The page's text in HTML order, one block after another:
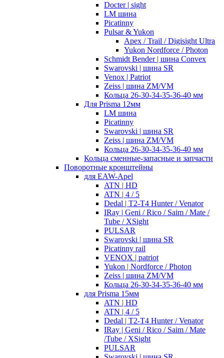
Docter | sight
LM шина
Picatinny
Pulsar & Yukon
Apex / Trail / Digisight Ultra
Yukon Nordforce / Photon
Schmidt Bender | шина Convex
Swarovski | шина SR
Venox | Patriot
Zeiss | шина ZM/VM
Кольца 26-30-34-35-36-40 мм
Для Prisma 12мм
LM шина
Picatinny
Swarovski | шина SR
Zeiss | шина ZM/VM
Кольца 26-30-34-35-36-40 мм
Кольца сменные-запасные и запчасти
Поворотные кронштейны
для EAW-Apel
ATN | HD
ATN | 4 / 5
Dedal | T2-T4 Hunter / Venator
IRay | Geni / Rico / Saim / Mate /
Tube / XSight
PULSAR
Swarovski | шина SR
Picatinny rail
VENOX | patriot
Yukon | Nordforce / Photon
Zeiss | шина ZM/VM
Кольца 26-30-34-35-36-40 мм
для Prisma 15мм
ATN | HD
ATN | 4 / 5
Dedal | T2-T4 Hunter / Venator
IRay | Geni / Rico / Saim / Mate
/Tube / XSight
PULSAR